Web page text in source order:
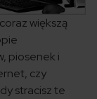
większą
piosenek i
czy
stracisz te